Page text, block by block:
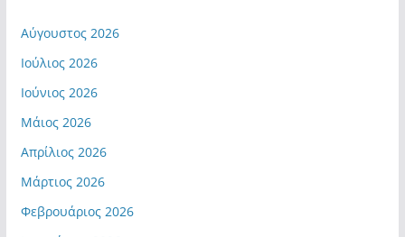
Αύγουστος 2026
Ιούλιος 2026
Ιούνιος 2026
Μάιος 2026
Απρίλιος 2026
Μάρτιος 2026
Φεβρουάριος 2026